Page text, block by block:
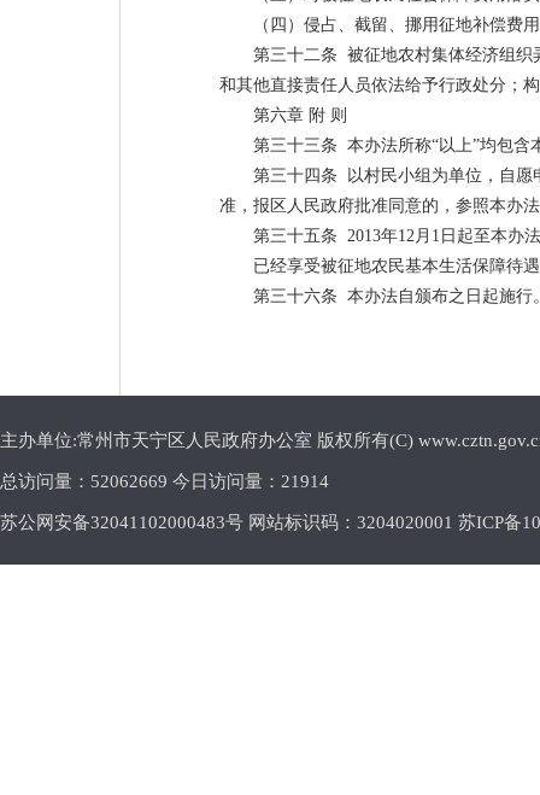
（四）侵占、截留、挪用征地补偿费
第三十二条 被征地农村集体经济组织
和其他直接责任人员依法给予行政处分；
第六章 附 则
第三十三条 本办法所称“以上”均包含
第三十四条 以村民小组为单位，自愿
准，报区人民政府批准同意的，参照本办
第三十五条 2013年12月1日起至本办
已经享受被征地农民基本生活保障待
第三十六条 本办法自颁布之日起施行
主办单位:常州市天宁区人民政府办公室 版权所有(C)
总访问量： 52062669 今日访问量： 21914
苏公网安备32041102000483号 网站标识码：3204020001 苏ICP备